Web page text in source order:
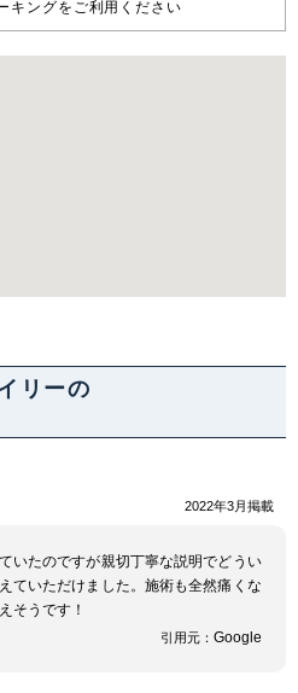
キングをご利用ください
リーの
2022年3月掲載
いたのですが親切丁寧な説明でどうい
ていただけました。施術も全然痛くな
そうです！
引用元： Google